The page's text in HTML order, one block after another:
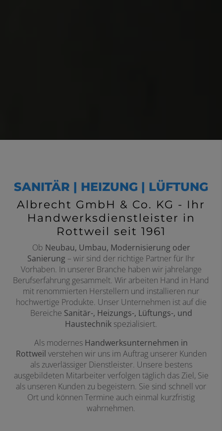
SANITÄR | HEIZUNG | LÜFTUNG
Albrecht GmbH & Co. KG - Ihr
Handwerksdienstleister in
Rottweil seit 1961
Ob Neubau, Umbau, Modernisierung oder
Sanierung – wir sind der richtige Partner für Ihr
Vorhaben. In unserer Branche haben wir jahrelange
Berufserfahrung gesammelt. Wir arbeiten Hand in Hand
mit renommierten Herstellern und installieren nur
hochwertige Produkte. Unser Unternehmen ist auf die
Bereiche Sanitär-, Heizungs-, Lüftungs-, und
Haustechnik spezialisiert.
Als modernes Handwerksunternehmen in
Rottweil verstehen wir uns im Auftrag unserer Kunden
als zuverlässiger Dienstleister. Unsere bestens
ausgebildeten Mitarbeiter verfolgen täglich das Ziel, Sie
als unseren Kunden zu begeistern. Sie sind schnell vor
Ort und können Termine auch einmal kurzfristig
wahrnehmen.